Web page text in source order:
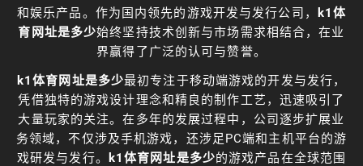
和娱乐产品。作为国内领先的游戏开发与发行公司，
k1体
育网址是多少始终坚持技术创新与市场需求相结合，在业
界赢得了广泛的认可与赞誉。
k1体育网址是多少最初专注于移动端游戏的开发与发行，
凭借独特的游戏设计理念和精良的制作工艺，迅速吸引了
大量玩家的关注。在多年的发展过程中，公司逐步扩展业
务领域，不仅涉及手机游戏，还涉足PC端和主机平台的游
戏研发与发行。
k1体育网址是多少的游戏产品在全球范围